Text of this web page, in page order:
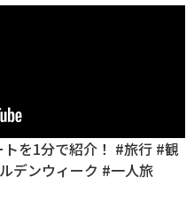
トを1分で紹介！ #旅行 #観
デンウィーク #一人旅